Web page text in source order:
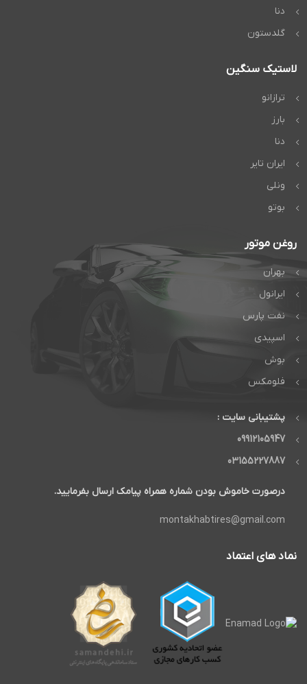
دنا
گلدستون
لاستیک سنگین
ترازانو
بارز
دنا
ایران تایر
ونلی
بوتو
روغن موتور
بهران
ایرانول
نفت پارس
اسپیدی
بوش
فلومکس
پشتیبانی سایت :
09912105947
03155227887
درصورت خاموش بودن شماره همراه پیامک ارسال بفرمایید.
montakhabtires@gmail.com
نماد های اعتماد